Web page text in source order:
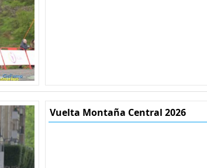
Vuelta Montaña Central 2026